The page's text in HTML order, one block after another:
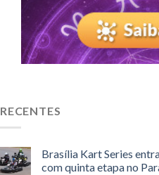
RECENTES
Brasília Kart Series
com quinta etapa no